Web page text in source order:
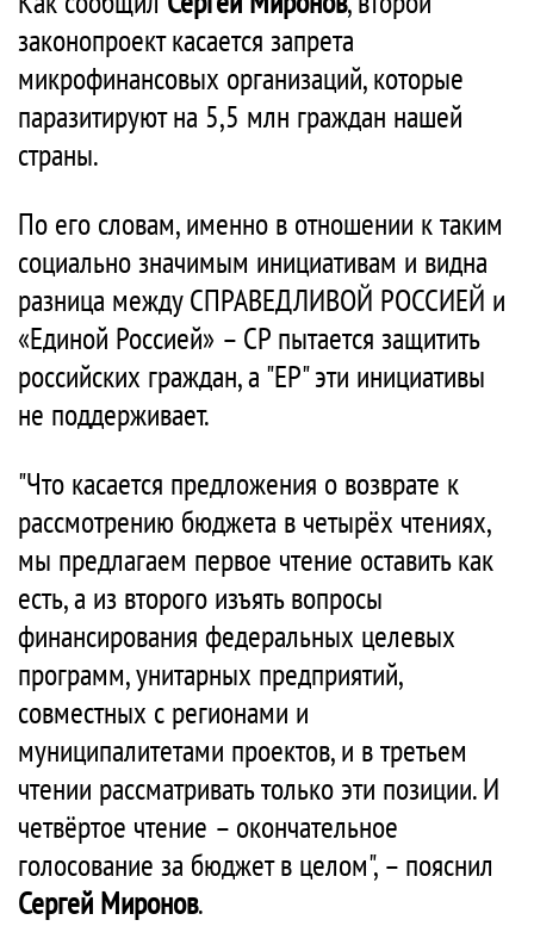
законопроект касается запрета
микрофинансовых организаций, которые
паразитируют на 5,5 млн граждан нашей
страны.
По его словам, именно в отношении к таким
социально значимым инициативам и видна
разница между СПРАВЕДЛИВОЙ РОССИЕЙ и
«Единой Россией» – СР пытается защитить
российских граждан, а "ЕР" эти инициативы
не поддерживает.
"Что касается предложения о возврате к
рассмотрению бюджета в четырёх чтениях,
мы предлагаем первое чтение оставить как
есть, а из второго изъять вопросы
финансирования федеральных целевых
программ, унитарных предприятий,
совместных с регионами и
муниципалитетами проектов, и в третьем
чтении рассматривать только эти позиции. И
четвёртое чтение – окончательное
голосование за бюджет в целом", – пояснил
Сергей Миронов.